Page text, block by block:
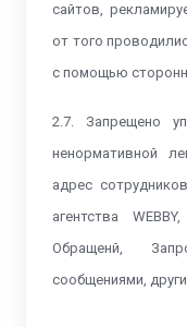
сайтов,
от того
с помощью
2.7. Запрещено
ненормативной
адрес
агентства
Обращенй,
сообщениями,